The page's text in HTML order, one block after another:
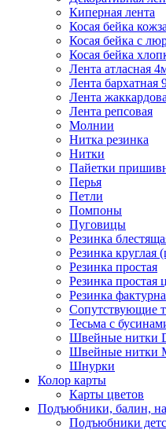
Киперная лента
Косая бейка
Косая бейка с
Косая бейка
Лента атласная
Лента бархатная
Лента
Лента репсовая
Молнии
Нитка резинка
Нитки
Пайетки
Перья
Петли
Помпоны
Пуговицы
Резинка
Резинка круглая
Резинка простая
Резинка простая
Резинка
Сопутствующие
Тесьма с
Швейные нитки
Швейные нитки
Шнурки
Колор карты
Карты цветов
Подъюбники, балин,
Подъюбники